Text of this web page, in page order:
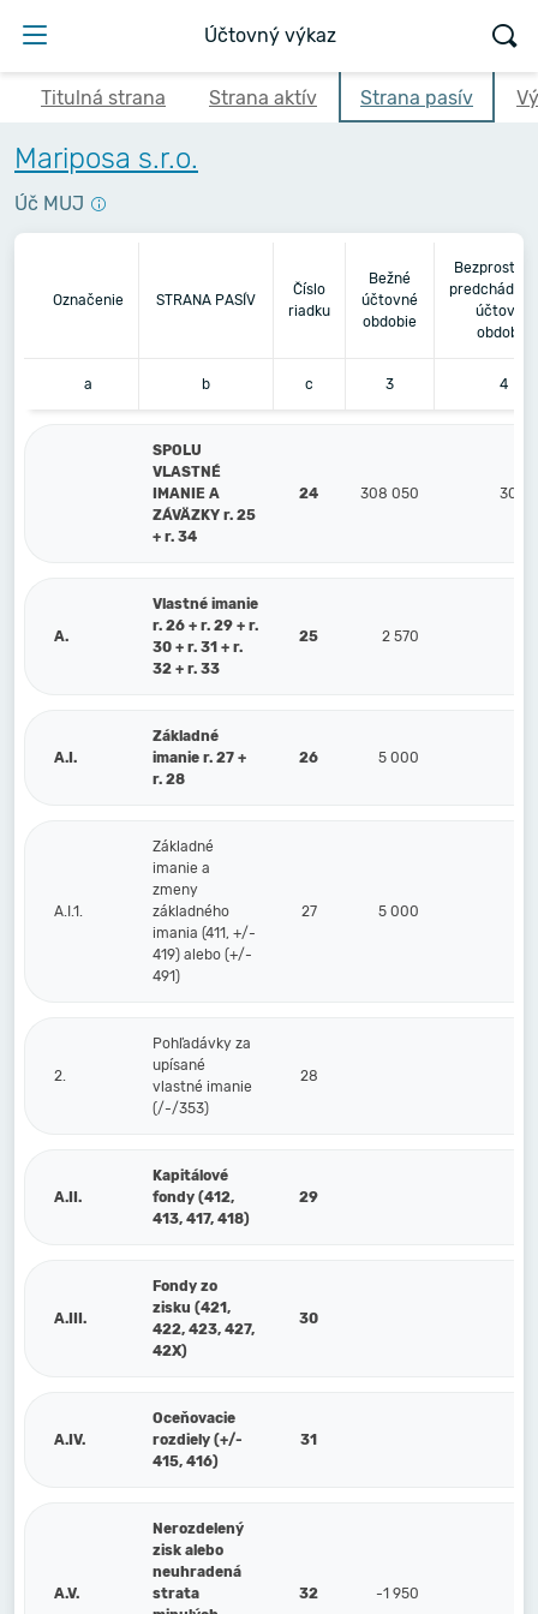
Účtovný výkaz
Titulná strana Strana aktív Strana pasív
Mariposa s.r.o.
Úč MUJ
Označenie STRANA PASÍV
Číslo
riadku
Bežné
účtovné
obdobie
účtovné
obdobie
a b c 3 4
SPOLU
VLASTNÉ
IMANIE A
ZÁVÄZKY r. 25
+ r. 34
24 308 050 308
A.
Vlastné imanie
r. 26 + r. 29 + r.
30 + r. 31 + r.
32 + r. 33
25 2 570
A.I.
Základné
imanie r. 27 +
r. 28
26 5 000
A.I.1.
Základné
imanie a
zmeny
základného
imania (411, +/-
419) alebo (+/-
491)
27 5 000
2.
Pohľadávky za
upísané
vlastné imanie
(/-/353)
28
A.II.
Kapitálové
fondy (412,
413, 417, 418)
29
A.III.
Fondy zo
zisku (421,
422, 423, 427,
42X)
30
A.IV.
Oceňovacie
rozdiely (+/-
415, 416)
31
A.V.
Nerozdelený
zisk alebo
neuhradená
strata
32 -1 950